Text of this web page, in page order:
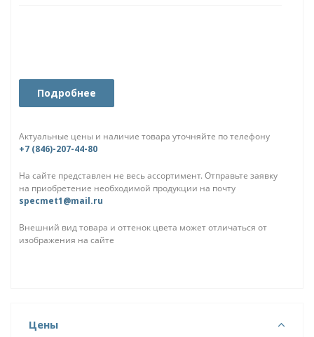
Подробнее
Актуальные цены и наличие товара уточняйте по телефону
+7 (846)-207-44-80
На сайте представлен не весь ассортимент. Отправьте заявку
на приобретение необходимой продукции на почту
specmet1@mail.ru
Внешний вид товара и оттенок цвета может отличаться от
изображения на сайте
Цены